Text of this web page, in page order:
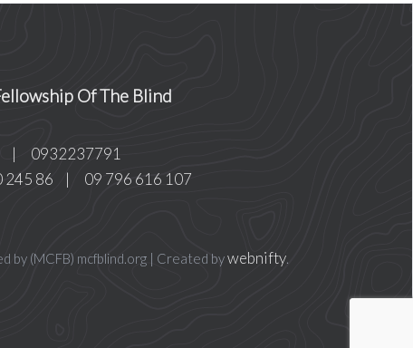
Of The Blind
|
0932237791
245 86 | 09 796 616 107
by (MCFB) mcfblind.org | Created bywebnifty.